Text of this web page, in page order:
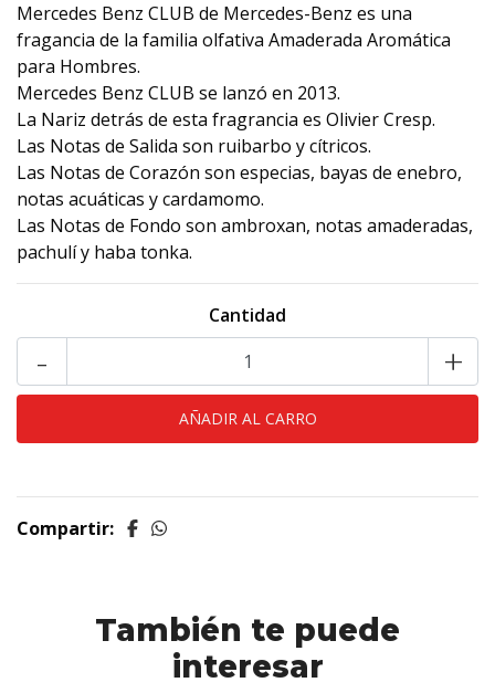
Mercedes Benz CLUB de Mercedes-Benz es una
fragancia de la familia olfativa Amaderada Aromática
para Hombres.
Mercedes Benz CLUB se lanzó en 2013.
La Nariz detrás de esta fragrancia es Olivier Cresp.
Las Notas de Salida son ruibarbo y cítricos.
Las Notas de Corazón son especias, bayas de enebro,
notas acuáticas y cardamomo.
Las Notas de Fondo son ambroxan, notas amaderadas,
pachulí y haba tonka.
Cantidad
- +
Compartir:
También te puede
interesar